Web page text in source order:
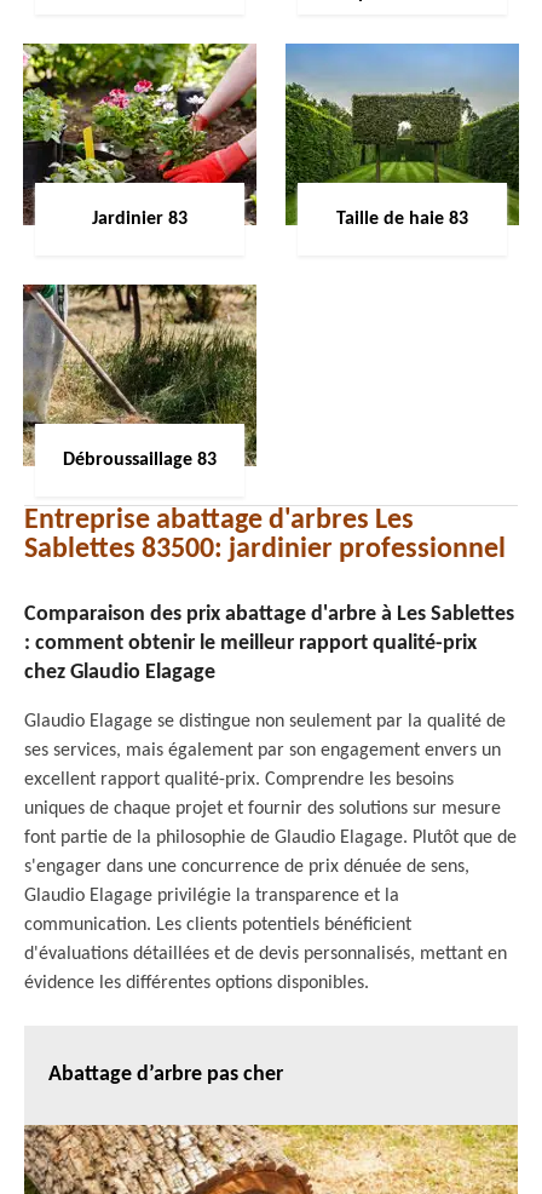
Jardinier 83 Taille de haie 83
Débroussaillage 83
Entreprise abattage d'arbres Les
Sablettes 83500: jardinier professionnel
Comparaison des prix abattage d'arbre à Les Sablettes
: comment obtenir le meilleur rapport qualité-prix
chez Glaudio Elagage
Glaudio Elagage se distingue non seulement par la qualité de
ses services, mais également par son engagement envers un
excellent rapport qualité-prix. Comprendre les besoins
uniques de chaque projet et fournir des solutions sur mesure
font partie de la philosophie de Glaudio Elagage. Plutôt que de
s'engager dans une concurrence de prix dénuée de sens,
Glaudio Elagage privilégie la transparence et la
communication. Les clients potentiels bénéficient
d'évaluations détaillées et de devis personnalisés, mettant en
évidence les différentes options disponibles.
Abattage d’arbre pas cher